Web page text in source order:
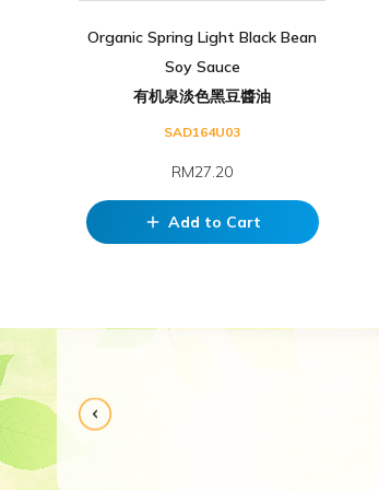
Organic Spring Light Black Bean
Soy Sauce
有机泉淡色黑豆醬油
SAD164U03
RM27.20
add Add to Cart